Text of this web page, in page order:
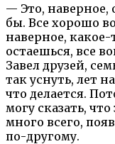
— Это, наверное,
бы. Все хорошо
наверное,
остаешься, все
Завел друзей,
так уснуть, лет
что делается.
могу сказать,
много всего,
по-другому.